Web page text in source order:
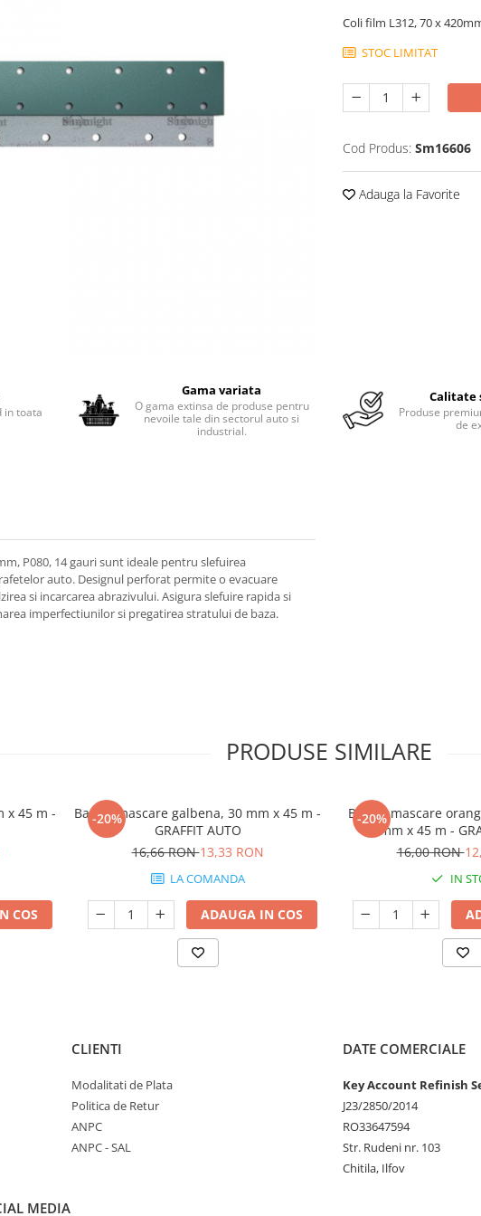
Coli film L312, 70 x
STOC LIMITAT
Cod Produs: Sm16606
Adauga la Favorite
in toata
Gama variata
O gama extinsa de produse pentru
nevoile tale din sectorul auto si
industrial.
Calitate
Produse
de
P080, 14 gauri sunt ideale pentru slefuirea
auto. Designul perforat permite o evacuare
si incarcarea abrazivului. Asigura slefuire rapida si
imperfectiunilor si pregatirea stratului de baza.
PRODUSE SIMILARE
x 45 m -
COS
-20%
Banda mascare galbena, 30 mm x 45 m -
GRAFFIT AUTO
16,66 RON13,33 RON
LA COMANDA
ADAUGA IN COS
-20%
Banda mascare
mm x 45 m -
16,00 RON
IN
CLIENTI
Modalitati de Plata
Politica de Retur
ANPC
ANPC - SAL
DATE COMERCIALE
Key Account Refinish
J23/2850/2014
RO33647594
Str. Rudeni nr. 103
Chitila, Ilfov
MEDIA